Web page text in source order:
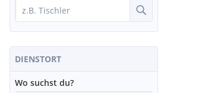
DIENSTORT
Wo suchst du?